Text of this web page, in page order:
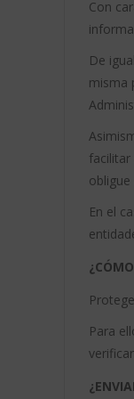
Con
De
misma
En el
Para